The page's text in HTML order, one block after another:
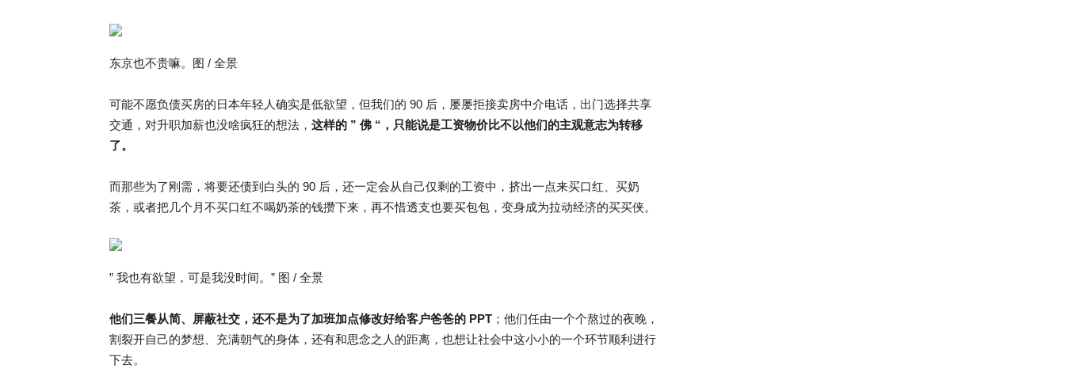
东京也不贵嘛。图 / 全景
可能不愿负债买房的日本年轻人确实是低欲望，但我们的 90 后，屡屡拒接卖房中介电话，出门选择共享
交通，对升职加薪也没啥疯狂的想法， 这样的 ” 佛 “，只能说是工资物价比不以他们的主观意志为转移
了。
而那些为了刚需，将要还债到白头的 90 后，还一定会从自己仅剩的工资中，挤出一点来买口红、买奶
茶，或者把几个月不买口红不喝奶茶的钱攒下来，再不惜透支也要买包包，变身成为拉动经济的买买侠。
” 我也有欲望，可是我没时间。” 图 / 全景
他们三餐从简、屏蔽社交，还不是为了加班加点修改好给客户爸爸的 PPT ；他们任由一个个熬过的夜晚，
割裂开自己的梦想、充满朝气的身体，还有和思念之人的距离，也想让社会中这小小的一个环节顺利进行
下去。